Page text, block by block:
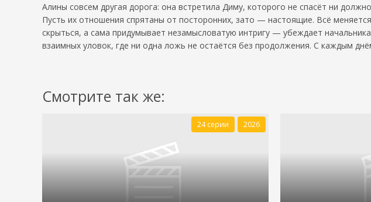
Алины совсем другая дорога: она встретила Диму, которого не спасёт ни
Пусть их отношения спрятаны от посторонних, зато — настоящие. Всё
скрыться, а сама придумывает незамысловатую интригу — убеждает
взаимных уловок, где ни одна ложь не остаётся без продолжения. С каждым
Смотрите так же:
24 серии 2026